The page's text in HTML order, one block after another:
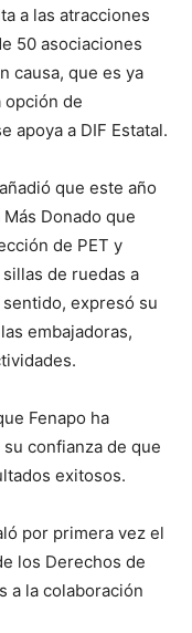
a las atracciones
50 asociaciones
causa, que es ya
opción de
apoya a DIF Estatal.
que este año
Donado que
de PET y
de ruedas a
expresó su
embajadoras,
Fenapo ha
confianza de que
exitosos.
por primera vez el
los Derechos de
a la colaboración